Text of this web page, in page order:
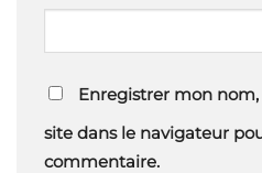
Enregistrer mon
site dans le navigateur
commentaire.